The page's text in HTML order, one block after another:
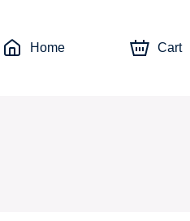
Home Cart